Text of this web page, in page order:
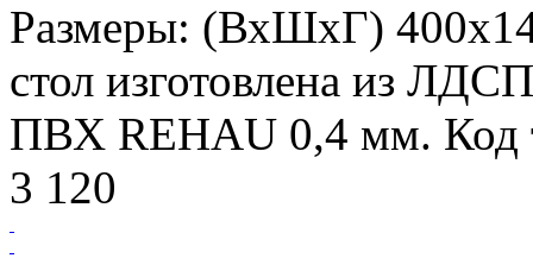
Размеры: (ВхШхГ)
стол изготовлена из
ПВХ REHAU 0,4 мм. Код
3 120